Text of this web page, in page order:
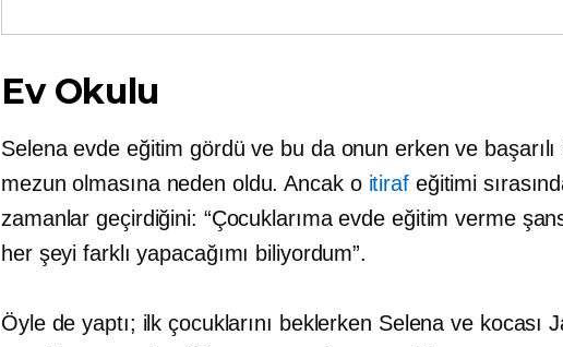
Ev Okulu
Selena evde eğitim gördü ve bu da onun erken ve başarılı
mezun olmasına neden oldu. Ancak o itirafeğitimi
zamanlar geçirdiğini: “Çocuklarıma evde eğitim verme
her şeyi farklı yapacağımı biliyordum”.
Öyle de yaptı; ilk çocuklarını beklerken Selena ve kocası